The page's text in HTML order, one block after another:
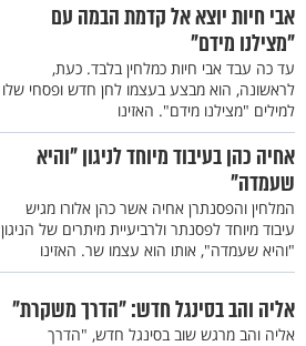
אבי חיות יוצא אל קדמת הבמה עם
"מצילנו מידם"
עד כה עבד אבי חיות כמלחין בלבד. כעת,
לראשונה, הוא מבצע בעצמו לחן חדש ופסחי שלו
למילים "מצילנו מידם". האזינו
אחיה כהן בעיבוד מיוחד לניגון "והיא
שעמדה"
המלחין והפסנתרן אחיה אשר כהן אלורו מגיש
עיבוד מיוחד לפסנתר ולרביעיית מיתרים של הניגון
"והיא שעמדה", אותו הוא עצמו שר. האזינו
אליה והב בסינגל חדש: "הדרך משקרת"
אליה והב מרגש שוב בסינגל חדש, "הדרך